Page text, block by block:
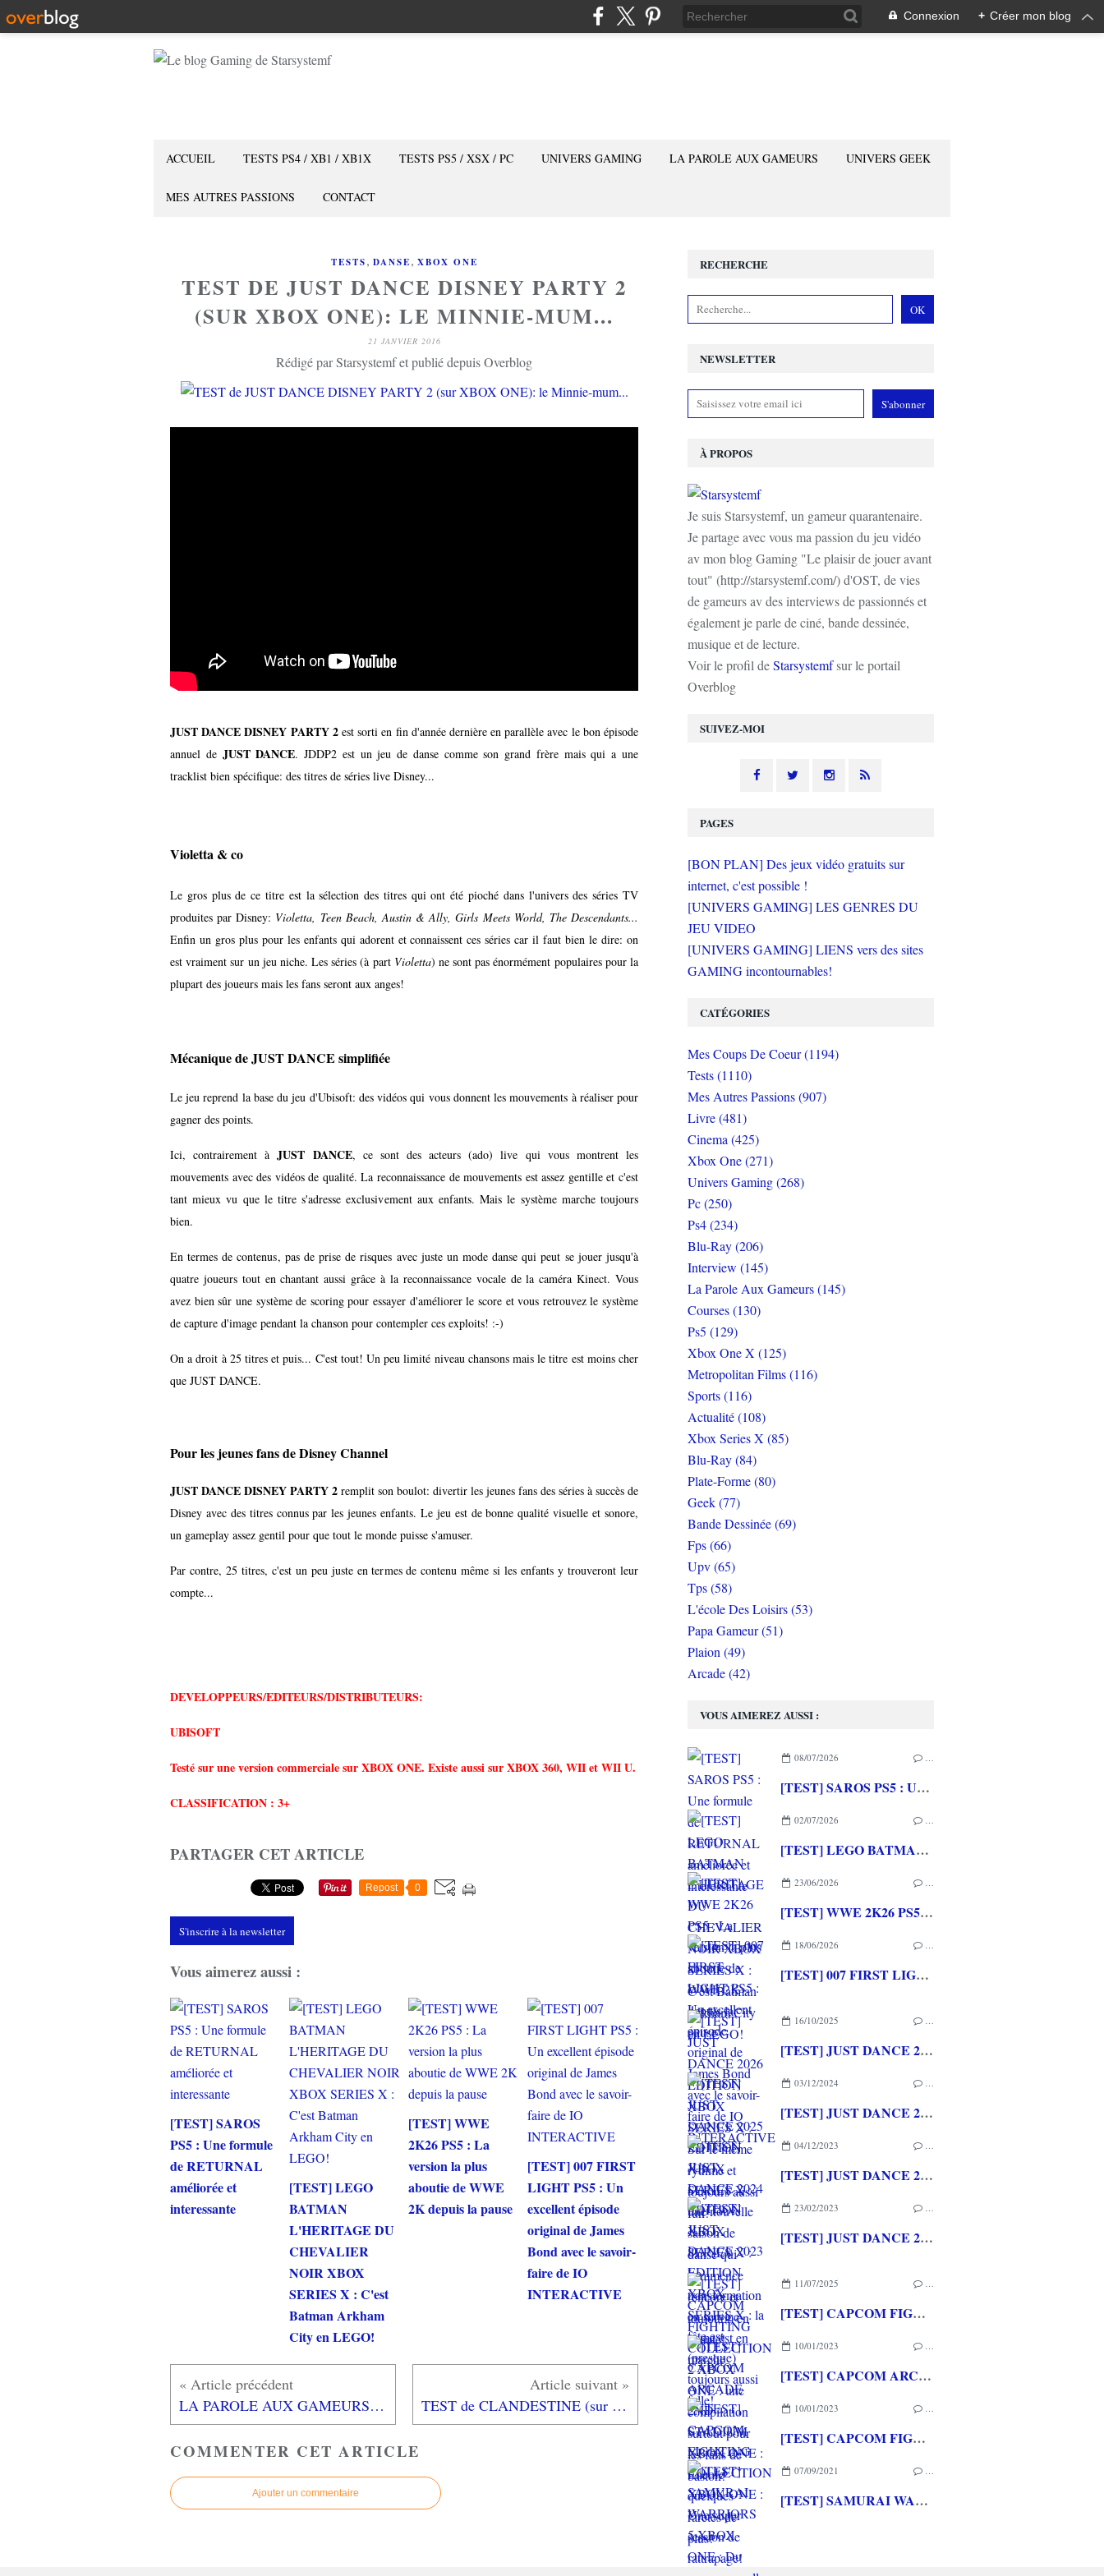
Connexion + Créer mon blog
ACCUEIL TESTS PS4 / XB1 / XB1X TESTS PS5 / XSX / PC UNIVERS GAMING LA PAROLE AUX GAMEURS UNIVERS GEEK
MES AUTRES PASSIONS CONTACT
TESTS, DANSE, XBOX ONE
TEST DE JUST DANCE DISNEY PARTY 2
(SUR XBOX ONE): LE MINNIE-MUM...
21 JANVIER 2016
Rédigé par Starsystemf et publié depuis Overblog
JUST DANCE DISNEY PARTY 2est sorti en fin d'année dernière en parallèle avec le bon épisode
annuel de JUST DANCE. JDDP2 est un jeu de danse comme son grand frère mais qui a une
tracklist bien spécifique: des titres de séries live Disney...
Violetta & co
Le gros plus de ce titre est la sélection des titres qui ont été pioché dans l'univers des séries TV
produites par Disney: Violetta, Teen Beach, Austin & Ally, Girls Meets World, The Descendants...
Enfin un gros plus pour les enfants qui adorent et connaissent ces séries car il faut bien le dire: on
est vraiment sur un jeu niche. Les séries (à part Violetta) ne sont pas énormément populaires pour la
plupart des joueurs mais les fans seront aux anges!
Mécanique de JUST DANCE simplifiée
Le jeu reprend la base du jeu d'Ubisoft: des vidéos qui vous donnent les mouvements à réaliser pour
gagner des points.
Ici, contrairement àJUST DANCE, ce sont des acteurs (ado) live qui vous montrent les
mouvements avec des vidéos de qualité. La reconnaissance de mouvements est assez gentille et c'est
tant mieux vu que le titre s'adresse exclusivement aux enfants. Mais le système marche toujours
bien.
En termes de contenus, pas de prise de risques avec juste un mode danse qui peut se jouer jusqu'à
quatre joueurs tout en chantant aussi grâce à la reconnaissance vocale de la caméra Kinect. Vous
avez bien sûr une système de scoring pour essayer d'améliorer le score et vous retrouvez le système
de capture d'image pendant la chanson pour contempler ces exploits! :-)
On a droit à 25 titres et puis... C'est tout! Un peu limité niveau chansons mais le titre est moins cher
que JUST DANCE.
Pour les jeunes fans de Disney Channel
JUST DANCE DISNEY PARTY 2 remplit son boulot: divertir les jeunes fans des séries à succès de
Disney avec des titres connus par les jeunes enfants. Le jeu est de bonne qualité visuelle et sonore,
un gameplay assez gentil pour que tout le monde puisse s'amuser.
Par contre, 25 titres, c'est un peu juste en termes de contenu même si les enfants y trouveront leur
compte...
DEVELOPPEURS/EDITEURS/DISTRIBUTEURS:
UBISOFT
Testé sur une version commerciale sur XBOX ONE. Existe aussi sur XBOX 360, WII et WII U.
CLASSIFICATION : 3+
PARTAGER CET ARTICLE
Repost 0
S'inscrire à la newsletter
Vous aimerez aussi :
[TEST] SAROS
PS5 : Une formule
de RETURNAL
améliorée et
interessante
[TEST] LEGO
BATMAN
L'HERITAGE DU
CHEVALIER
NOIR XBOX
SERIES X : C'est
Batman Arkham
City en LEGO!
[TEST] WWE
2K26 PS5 : La
version la plus
aboutie de WWE
2K depuis la pause
[TEST] 007 FIRST
LIGHT PS5 : Un
excellent épisode
original de James
Bond avec le savoir-
faire de IO
INTERACTIVE
LA PAROLE AUX GAMEURS ACTE XXIX : Interview de SHIN TEST de CLANDESTINE (sur PC): centré sur la coop...
COMMENTER CET ARTICLE
Ajouter un commentaire
NEWSLETTER
SUIVEZ-MOI
RECHERCHE
À PROPOS
Je suis Starsystemf, un gameur quarantenaire.
Je partage avec vous ma passion du jeu vidéo
av mon blog Gaming "Le plaisir de jouer avant
tout" (http://starsystemf.com/) d'OST, de vies
de gameurs av des interviews de passionnés et
également je parle de ciné, bande dessinée,
musique et de lecture.
Voir le profil deStarsystemfsur le portail
Overblog
VOUS AIMEREZ AUSSI :
08/07/2026 …
[TEST] SAROS PS5 : Une formule de RETURNAL améliorée et interessante
02/07/2026 …
[TEST] LEGO BATMAN L'HERITAGE DU CHEVALIER NOIR XBOX SERIES X : C'est Batman Arkham City en LEGO!
23/06/2026 …
[TEST] WWE 2K26 PS5 : La version la plus aboutie de WWE 2K depuis la pause
18/06/2026 …
[TEST] 007 FIRST LIGHT PS5 : Un excellent épisode original de James Bond avec le savoir-faire de IO INTERACTIVE
16/10/2025 …
[TEST] JUST DANCE 2026 EDITION XBOX SERIES X : Sur le même rythme et toujours aussi fun!
03/12/2024 …
[TEST] JUST DANCE 2025 EDITION XBOX SERIES X : une nouvelle saison de danse qui commence (encore et toujours) en beauté!
04/12/2023 …
[TEST] JUST DANCE 2024 EDITION XBOX SERIES X : La transformation en service game est en marche
23/02/2023 …
[TEST] JUST DANCE 2023 EDITION XBOX SERIES X : la fête est (presque) toujours aussi folle!
11/07/2025 …
[TEST] CAPCOM FIGHTING COLLECTION 2 XBOX ONE : une compilation surtout pour les fans de baston!
10/01/2023 …
[TEST] CAPCOM ARCADE 2ND STADIUM XBOX ONE : Encore quelques raretés de plus!
10/01/2023 …
[TEST] CAPCOM FIGHTING COLLECTION XBOX ONE : Une super session de rattrapage!
07/09/2021 …
[TEST] SAMURAI WARRIORS 5 XBOX ONE : Du musou en cell shading dans la lignée de la saga
PAGES
[BON PLAN] Des jeux vidéo gratuits sur
internet, c'est possible !
[UNIVERS GAMING] LES GENRES DU
JEU VIDEO
[UNIVERS GAMING] LIENS vers des sites
GAMING incontournables!
CATÉGORIES
Mes Coups De Coeur (1194)
Tests (1110)
Mes Autres Passions (907)
Livre (481)
Cinema (425)
Xbox One (271)
Univers Gaming (268)
Pc (250)
Ps4 (234)
Blu-Ray (206)
Interview (145)
La Parole Aux Gameurs (145)
Courses (130)
Ps5 (129)
Xbox One X (125)
Metropolitan Films (116)
Sports (116)
Actualité (108)
Xbox Series X (85)
Blu-Ray (84)
Plate-Forme (80)
Geek (77)
Bande Dessinée (69)
Fps (66)
Upv (65)
Tps (58)
L'école Des Loisirs (53)
Papa Gameur (51)
Plaion (49)
Arcade (42)